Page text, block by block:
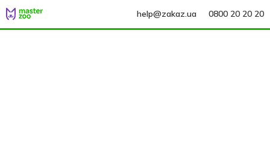
help@zakaz.ua 0800 20 20 20